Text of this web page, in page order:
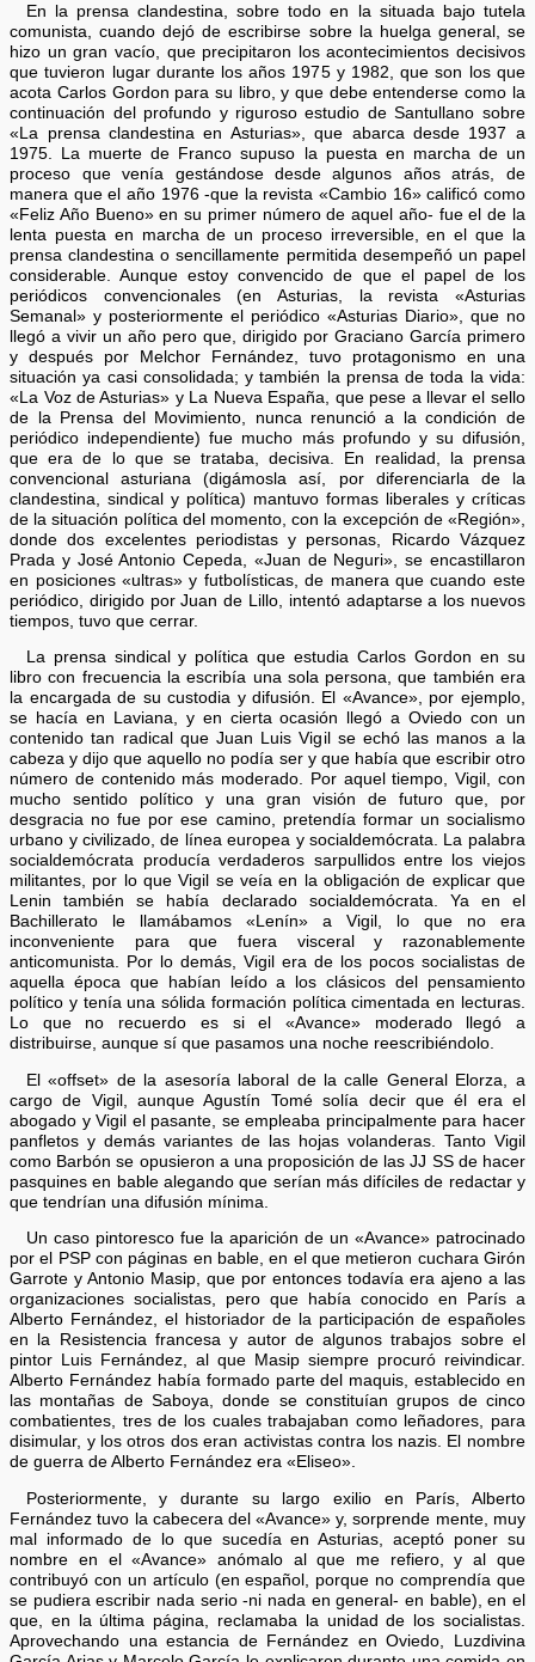
En la prensa clandestina, sobre todo en la situada bajo tutela
comunista, cuando dejó de escribirse sobre la huelga general, se
hizo un gran vacío, que precipitaron los acontecimientos decisivos
que tuvieron lugar durante los años 1975 y 1982, que son los que
acota Carlos Gordon para su libro, y que debe entenderse como la
continuación del profundo y riguroso estudio de Santullano sobre
«La prensa clandestina en Asturias», que abarca desde 1937 a
1975. La muerte de Franco supuso la puesta en marcha de un
proceso que venía gestándose desde algunos años atrás, de
manera que el año 1976 -que la revista «Cambio 16» calificó como
«Feliz Año Bueno» en su primer número de aquel año- fue el de la
lenta puesta en marcha de un proceso irreversible, en el que la
prensa clandestina o sencillamente permitida desempeñó un papel
considerable. Aunque estoy convencido de que el papel de los
periódicos convencionales (en Asturias, la revista «Asturias
Semanal» y posteriormente el periódico «Asturias Diario», que no
llegó a vivir un año pero que, dirigido por Graciano García primero
y después por Melchor Fernández, tuvo protagonismo en una
situación ya casi consolidada; y también la prensa de toda la vida:
«La Voz de Asturias» y La Nueva España, que pese a llevar el sello
de la Prensa del Movimiento, nunca renunció a la condición de
periódico independiente) fue mucho más profundo y su difusión,
que era de lo que se trataba, decisiva. En realidad, la prensa
convencional asturiana (digámosla así, por diferenciarla de la
clandestina, sindical y política) mantuvo formas liberales y críticas
de la situación política del momento, con la excepción de «Región»,
donde dos excelentes periodistas y personas, Ricardo Vázquez
Prada y José Antonio Cepeda, «Juan de Neguri», se encastillaron
en posiciones «ultras» y futbolísticas, de manera que cuando este
periódico, dirigido por Juan de Lillo, intentó adaptarse a los nuevos
tiempos, tuvo que cerrar.
La prensa sindical y política que estudia Carlos Gordon en su
libro con frecuencia la escribía una sola persona, que también era
la encargada de su custodia y difusión. El «Avance», por ejemplo,
se hacía en Laviana, y en cierta ocasión llegó a Oviedo con un
contenido tan radical que Juan Luis Vigil se echó las manos a la
cabeza y dijo que aquello no podía ser y que había que escribir otro
número de contenido más moderado. Por aquel tiempo, Vigil, con
mucho sentido político y una gran visión de futuro que, por
desgracia no fue por ese camino, pretendía formar un socialismo
urbano y civilizado, de línea europea y socialdemócrata. La palabra
socialdemócrata producía verdaderos sarpullidos entre los viejos
militantes, por lo que Vigil se veía en la obligación de explicar que
Lenin también se había declarado socialdemócrata. Ya en el
Bachillerato le llamábamos «Lenín» a Vigil, lo que no era
inconveniente para que fuera visceral y razonablemente
anticomunista. Por lo demás, Vigil era de los pocos socialistas de
aquella época que habían leído a los clásicos del pensamiento
político y tenía una sólida formación política cimentada en lecturas.
Lo que no recuerdo es si el «Avance» moderado llegó a
distribuirse, aunque sí que pasamos una noche reescribiéndolo.
El «offset» de la asesoría laboral de la calle General Elorza, a
cargo de Vigil, aunque Agustín Tomé solía decir que él era el
abogado y Vigil el pasante, se empleaba principalmente para hacer
panfletos y demás variantes de las hojas volanderas. Tanto Vigil
como Barbón se opusieron a una proposición de las JJ SS de hacer
pasquines en bable alegando que serían más difíciles de redactar y
que tendrían una difusión mínima.
Un caso pintoresco fue la aparición de un «Avance» patrocinado
por el PSP con páginas en bable, en el que metieron cuchara Girón
Garrote y Antonio Masip, que por entonces todavía era ajeno a las
organizaciones socialistas, pero que había conocido en París a
Alberto Fernández, el historiador de la participación de españoles
en la Resistencia francesa y autor de algunos trabajos sobre el
pintor Luis Fernández, al que Masip siempre procuró reivindicar.
Alberto Fernández había formado parte del maquis, establecido en
las montañas de Saboya, donde se constituían grupos de cinco
combatientes, tres de los cuales trabajaban como leñadores, para
disimular, y los otros dos eran activistas contra los nazis. El nombre
de guerra de Alberto Fernández era «Eliseo».
Posteriormente, y durante su largo exilio en París, Alberto
Fernández tuvo la cabecera del «Avance» y, sorprende mente, muy
mal informado de lo que sucedía en Asturias, aceptó poner su
nombre en el «Avance» anómalo al que me refiero, y al que
contribuyó con un artículo (en español, porque no comprendía que
se pudiera escribir nada serio -ni nada en general- en bable), en el
que, en la última página, reclamaba la unidad de los socialistas.
Aprovechando una estancia de Fernández en Oviedo, Luzdivina